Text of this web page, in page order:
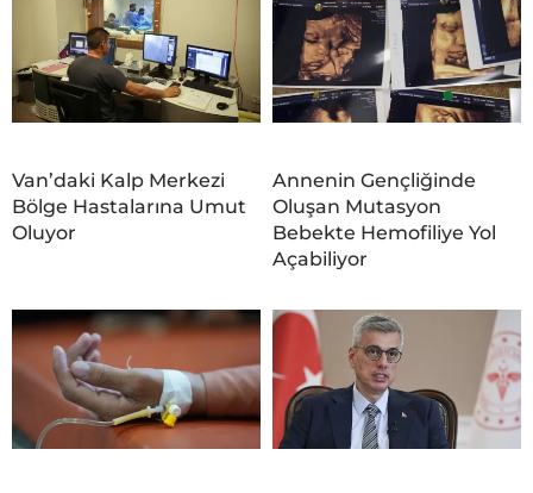
Van’daki Kalp Merkezi
Bölge Hastalarına Umut
Oluyor
Annenin Gençliğinde
Oluşan Mutasyon
Bebekte Hemofiliye Yol
Açabiliyor